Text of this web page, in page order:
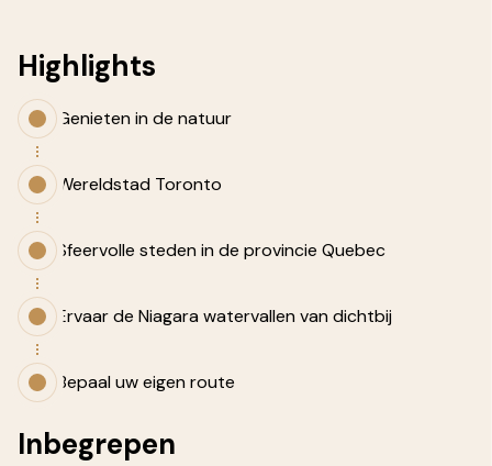
Highlights
Genieten in de natuur
Wereldstad Toronto
Sfeervolle steden in de provincie Quebec
Ervaar de Niagara watervallen van dichtbij
Bepaal uw eigen route
Inbegrepen